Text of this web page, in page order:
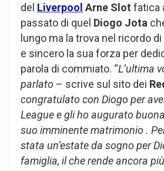
del Liverpool Arne Slot fatica
passato di quel Diogo Jota
lungo ma la trova nel ricordo
e sincero la sua forza per
parola di commiato. “L’ultima
parlato – scrive sul sito dei
congratulato con Diogo per
League e gli ho augurato
suo imminente matrimonio .
stata un’estate da sogno per
famiglia, il che rende ancora